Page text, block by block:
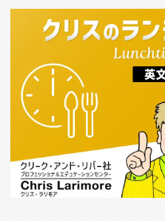
クリエイター求人を探す
CREATIVE JOB求人検索
特集求人
採用説明会
転職支援サービス
スキルアップしたい！